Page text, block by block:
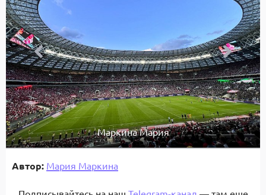
Маркина Мария
Автор: Мария Маркина